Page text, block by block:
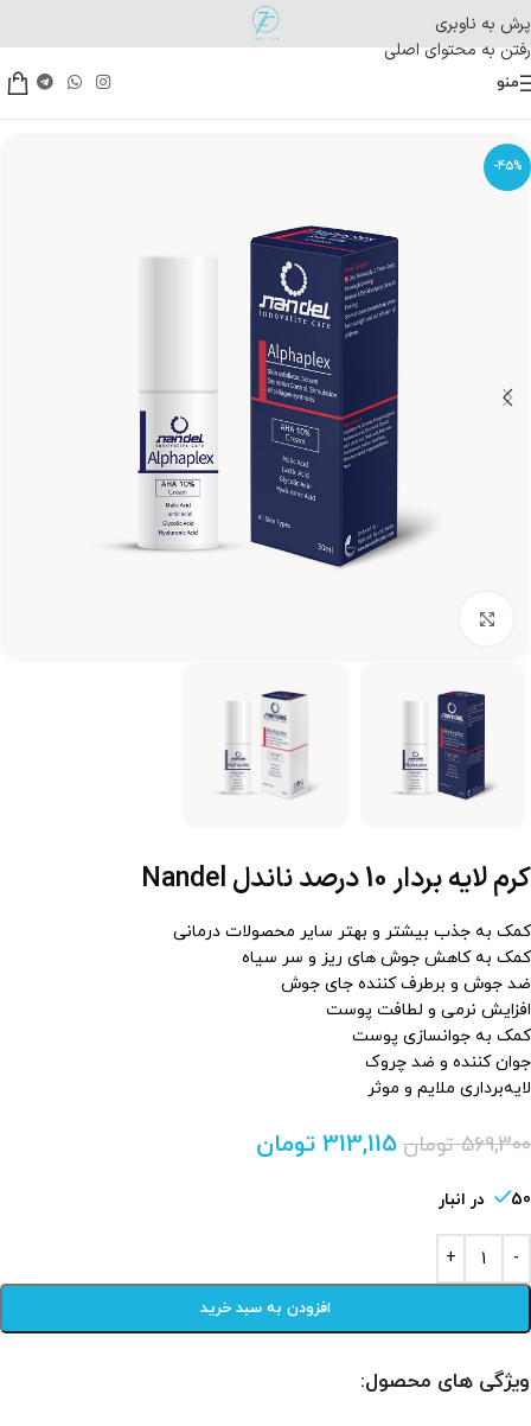
پرش به ناوبری
رفتن به محتوای اصلی
منو
-45%
کرم لایه بردار 10 درصد ناندل Nandel
کمک به جذب بیشتر و بهتر سایر محصولات درمانی
کمک به کاهش جوش های ریز و سر سیاه
ضد جوش و برطرف کننده جای جوش
افزایش نرمی و لطافت پوست
کمک به جوانسازی پوست
جوان کننده و ضد چروک
لایه‌برداری ملایم و موثر
569,300 تومان 313,115 تومان
50 در انبار
افزودن به سبد خرید
ویژگی های محصول: